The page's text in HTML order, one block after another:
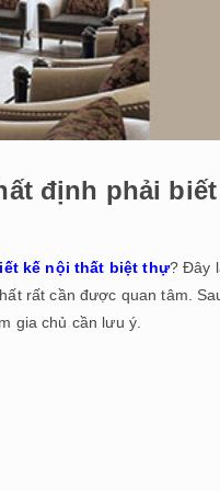
định phải biết
kế nội thất biệt thự? Đây
rất cần được quan tâm.
gia chủ cần lưu ý.